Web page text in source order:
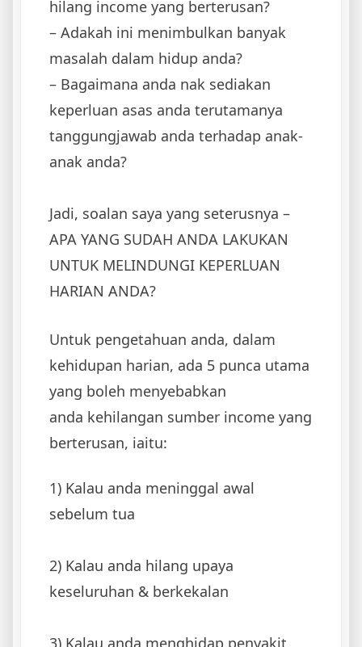
hilang income yang berterusan?
– Adakah ini menimbulkan banyak
masalah dalam hidup anda?
– Bagaimana anda nak sediakan
keperluan asas anda terutamanya
tanggungjawab anda terhadap anak-
anak anda?
Jadi, soalan saya yang seterusnya –
APA YANG SUDAH ANDA LAKUKAN
UNTUK MELINDUNGI KEPERLUAN
HARIAN ANDA?
Untuk pengetahuan anda, dalam
kehidupan harian, ada 5 punca utama
yang boleh menyebabkan
anda kehilangan sumber income yang
berterusan, iaitu:
1) Kalau anda meninggal awal
sebelum tua
2) Kalau anda hilang upaya
keseluruhan & berkekalan